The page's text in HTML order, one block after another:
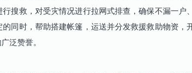
搜救，对受灾情况进行拉网式排查，确保不漏一户
同时，帮助搭建帐篷，运送并分发救援救助物资，
泛赞誉。